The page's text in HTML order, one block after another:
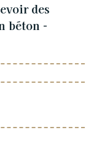
des
béton -